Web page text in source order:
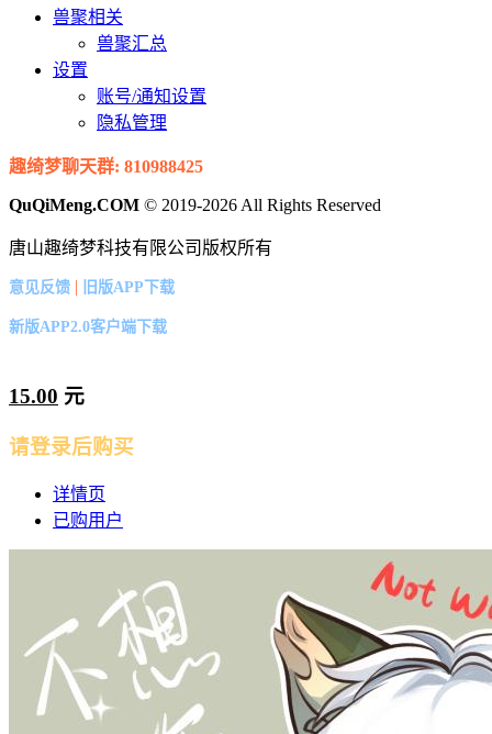
兽聚相关
兽聚汇总
设置
账号/通知设置
隐私管理
趣绮梦聊天群: 810988425
QuQiMeng.COM © 2019-2026 All Rights Reserved
唐山趣绮梦科技有限公司版权所有
意见反馈 | 旧版APP下载
新版APP2.0客户端下载
15.00 元
请登录后购买
详情页
已购用户